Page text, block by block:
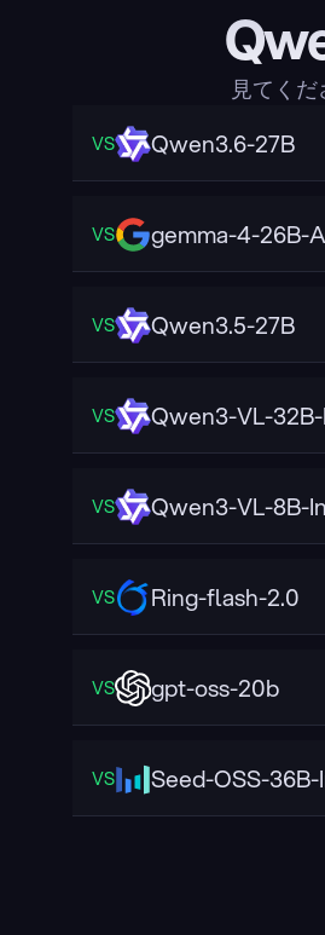
見てく
VS Qwen3.6-27B
VS gemma-4-26B-
VS Qwen3.5-27B
VS Qwen3-VL-
VS Qwen3-VL-8B-
VS Ring-flash-2.0
VS gpt-oss-20b
VS Seed-OSS-